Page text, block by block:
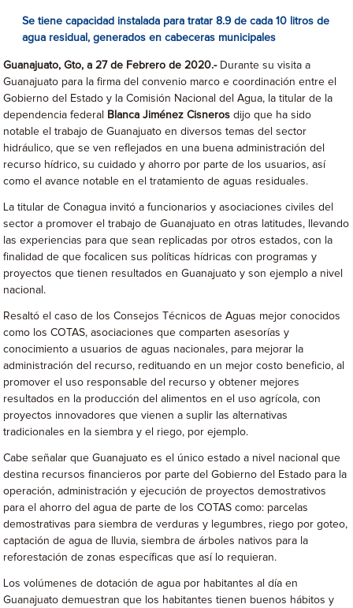
Se tiene capacidad instalada para tratar 8.9 de cada 10 litros de
agua residual, generados en cabeceras municipales
Guanajuato, Gto, a 27 de Febrero de 2020.- Durante su visita a
Guanajuato para la firma del convenio marco e coordinación entre el
Gobierno del Estado y la Comisión Nacional del Agua, la titular de la
dependencia federal
Blanca Jiménez Cisneros dijo que ha sido
notable el trabajo de Guanajuato en diversos temas del sector
hidráulico, que se ven reflejados en una buena administración del
recurso hídrico, su cuidado y ahorro por parte de los usuarios, así
como el avance notable en el tratamiento de aguas residuales.
La titular de Conagua invitó a funcionarios y asociaciones civiles del
sector a promover el trabajo de Guanajuato en otras latitudes, llevando
las experiencias para que sean replicadas por otros estados, con la
finalidad de que focalicen sus políticas hídricas con programas y
proyectos que tienen resultados en Guanajuato y son ejemplo a nivel
nacional.
Resaltó el caso de los Consejos Técnicos de Aguas mejor conocidos
como los COTAS, asociaciones que comparten asesorías y
conocimiento a usuarios de aguas nacionales, para mejorar la
administración del recurso, redituando en un mejor costo beneficio, al
promover el uso responsable del recurso y obtener mejores
resultados en la producción del alimentos en el uso agrícola, con
proyectos innovadores que vienen a suplir las alternativas
tradicionales en la siembra y el riego, por ejemplo.
Cabe señalar que Guanajuato es el único estado a nivel nacional que
destina recursos financieros por parte del Gobierno del Estado para la
operación, administración y ejecución de proyectos demostrativos
para el ahorro del agua de parte de los COTAS como: parcelas
demostrativas para siembra de verduras y legumbres, riego por goteo,
captación de agua de lluvia, siembra de árboles nativos para la
reforestación de zonas específicas que así lo requieran.
Los volúmenes de dotación de agua por habitantes al día en
Guanajuato demuestran que los habitantes tienen buenos hábitos y